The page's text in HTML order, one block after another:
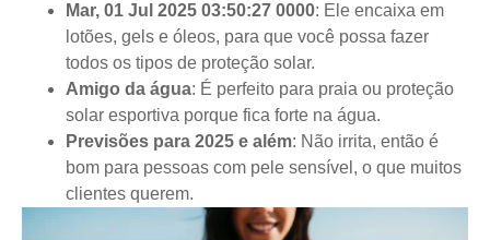
Mar, 01 Jul 2025 03:50:27 0000: Ele encaixa em
lotões, gels e óleos, para que você possa fazer
todos os tipos de proteção solar.
Amigo da água: É perfeito para praia ou proteção
solar esportiva porque fica forte na água.
Previsões para 2025 e além: Não irrita, então é
bom para pessoas com pele sensível, o que muitos
clientes querem.